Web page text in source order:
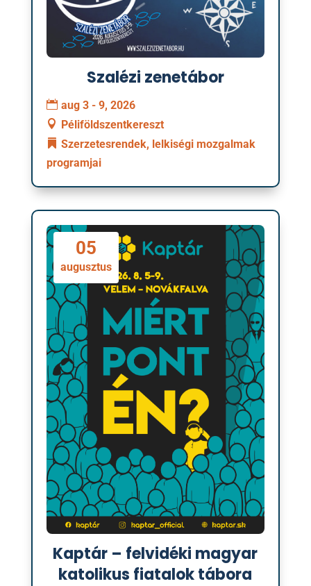
Szalézi zenetábor
aug 3 - 9, 2026
Péliföldszentkereszt
Szerzetesrendek, lelkiségi mozgalmak
programjai
05
augusztus
Kaptár – felvidéki magyar
katolikus fiatalok tábora